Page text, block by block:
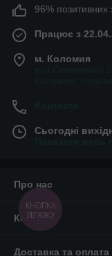
96% позитивних
Працює з
м. Коломия
Сьогодні
Про нас
Контакти
Доставка та оплата
КНОПКА
ЗВ'ЯЗКУ